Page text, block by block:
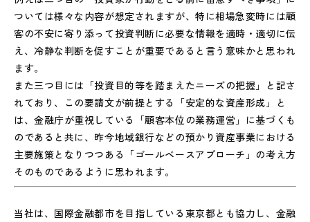
ついては様々な内容が想定されますが、特に相場急変時には顧
客の不安に寄り添って投資判断に必要な情報を適時・適切に伝
え、冷静な判断を促すことが重要であると言う意味かと思われ
ます。
また三つ目には「投資目的等を踏まえたニーズの把握」と記さ
れており、この要請文が前提とする「安定的な資産形成」と
は、金融庁が重視している「顧客本位の業務運営」に基づくも
のであると共に、昨今地域銀行などの預かり資産事業における
主要施策となりつつある「ゴールベースアプローチ」の考え方
そのものであるように思われます。
当社は、国際金融都市を目指している東京都とも協力し、金融